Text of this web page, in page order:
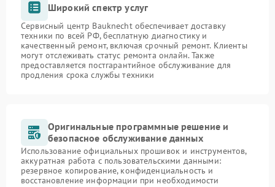
Широкий спектр услуг
Сервисный центр Bauknecht обеспечивает доставку
техники по всей РФ, бесплатную диагностику и
качественный ремонт, включая срочный ремонт. Клиенты
могут отслеживать статус ремонта онлайн. Также
предоставляется постгарантийное обслуживание для
продления срока службы техники
Оригинальные программные решение и
безопасное обслуживание данных
Использование официальных прошивок и инструментов,
аккуратная работа с пользовательскими данными:
резервное копирование, конфиденциальность и
восстановление информации при необходимости